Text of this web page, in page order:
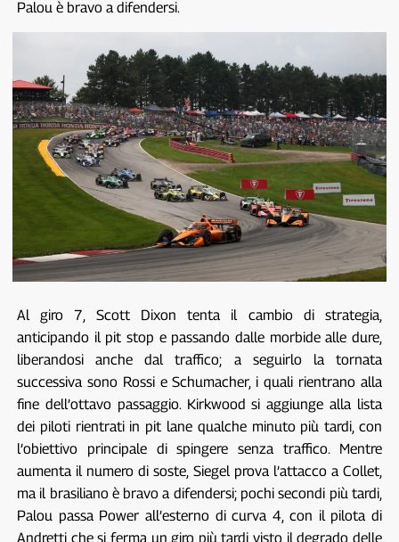
Palou è bravo a difendersi.
Al giro 7, Scott Dixon tenta il cambio di strategia,
anticipando il pit stop e passando dalle morbide alle dure,
liberandosi anche dal traffico; a seguirlo la tornata
successiva sono Rossi e Schumacher, i quali rientrano alla
fine dell’ottavo passaggio. Kirkwood si aggiunge alla lista
dei piloti rientrati in pit lane qualche minuto più tardi, con
l’obiettivo principale di spingere senza traffico. Mentre
aumenta il numero di soste, Siegel prova l’attacco a Collet,
ma il brasiliano è bravo a difendersi; pochi secondi più tardi,
Palou passa Power all’esterno di curva 4, con il pilota di
Andretti che si ferma un giro più tardi visto il degrado delle